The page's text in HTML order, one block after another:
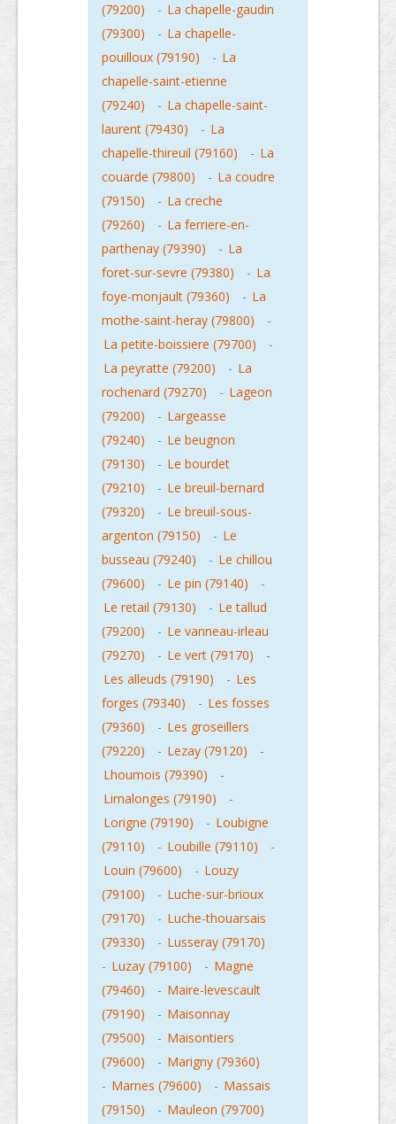
(79200)
- La chapelle-gaudin
(79300)
- La chapelle-
pouilloux (79190)
- La
chapelle-saint-etienne
(79240)
- La chapelle-saint-
laurent (79430)
- La
chapelle-thireuil (79160)
- La
couarde (79800)
- La coudre
(79150)
- La creche
(79260)
- La ferriere-en-
parthenay (79390)
- La
foret-sur-sevre (79380)
- La
foye-monjault (79360)
- La
mothe-saint-heray (79800)
-
La petite-boissiere (79700)
-
La peyratte (79200)
- La
rochenard (79270)
- Lageon
(79200)
- Largeasse
(79240)
- Le beugnon
(79130)
- Le bourdet
(79210)
- Le breuil-bernard
(79320)
- Le breuil-sous-
argenton (79150)
- Le
busseau (79240)
- Le chillou
(79600)
- Le pin (79140)
-
Le retail (79130)
- Le tallud
(79200)
- Le vanneau-irleau
(79270)
- Le vert (79170)
-
Les alleuds (79190)
- Les
forges (79340)
- Les fosses
(79360)
- Les groseillers
(79220)
- Lezay (79120)
-
Lhoumois (79390)
-
Limalonges (79190)
-
Lorigne (79190)
- Loubigne
(79110)
- Loubille (79110)
-
Louin (79600)
- Louzy
(79100)
- Luche-sur-brioux
(79170)
- Luche-thouarsais
(79330)
- Lusseray (79170)
- Luzay (79100) - Magne
(79460)
- Maire-levescault
(79190)
- Maisonnay
(79500)
- Maisontiers
(79600)
- Marigny (79360)
- Marnes (79600) - Massais
(79150)
- Mauleon (79700)